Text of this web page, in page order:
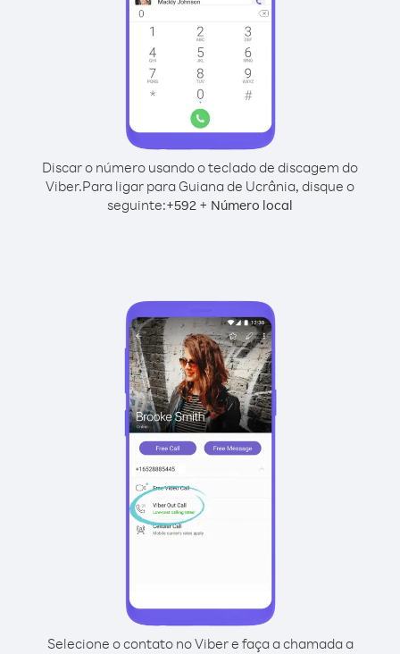
Discar o número usando o teclado de discagem do
Viber.Para ligar para Guiana de Ucrânia, disque o
seguinte:+592 + Número local
Selecione o contato no Viber e faça a chamada a